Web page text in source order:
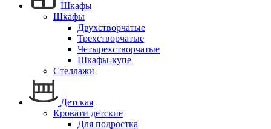
Шкафы
Шкафы
Двухстворчатые
Трехстворчатые
Четырехстворчатые
Шкафы-купе
Стеллажи
Детская
Кровати детские
Для подростка